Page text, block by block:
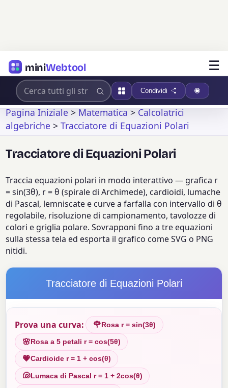
miniWebtool ☰
Condividi
Pagina Iniziale>Matematica>Calcolatrici
algebriche >Tracciatore di Equazioni Polari
Tracciatore di Equazioni Polari
Traccia equazioni polari in modo interattivo — grafica r
= sin(3θ), r = θ (spirale di Archimede), cardioidi, lumache
di Pascal, lemniscate e curve a farfalla con intervallo di θ
regolabile, risoluzione di campionamento, tavolozze di
colori e griglia polare. Sovrapponi fino a tre equazioni
sulla stessa tela ed esporta il grafico come SVG o PNG
nitidi.
Tracciatore di Equazioni Polari
Prova una curva: 🌹Rosa r = sin(3θ)
🌸 Rosa a 5 petali r = cos(5θ)
💗Cardioide r = 1 + cos(θ)
🐚Lumaca di Pascal r = 1 + 2cos(θ)